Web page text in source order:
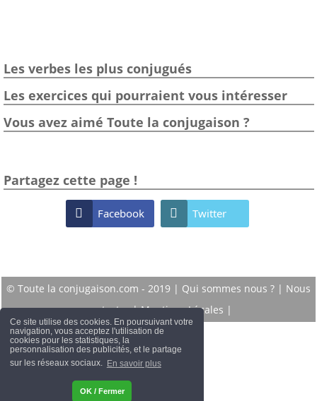
Ce site utilise des cookies. En poursuivant votre
navigation, vous acceptez l'utilisation de
cookies pour les statistiques, la
personnalisation des publicités, et le partage
sur les réseaux sociaux. En savoir plus
OK / Fermer
Les verbes les plus conjugués
Les exercices qui pourraient vous intéresser
Vous avez aimé Toute la conjugaison ?
Partagez cette page !
 Facebook  Twitter
© Toute la conjugaison.com - 2019 | Qui sommes nous ? | Nous
contacter|Mentions Légales |